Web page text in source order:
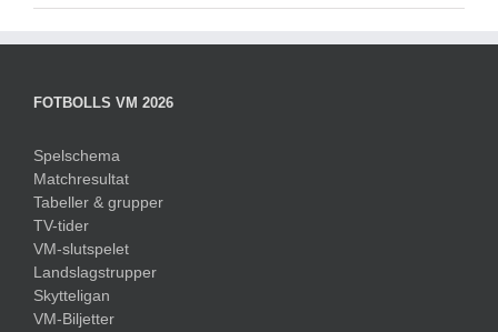
FOTBOLLS VM 2026
Spelschema
Matchresultat
Tabeller & grupper
TV-tider
VM-slutspelet
Landslagstrupper
Skytteligan
VM-Biljetter